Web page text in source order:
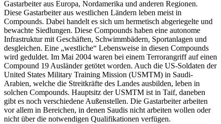
Gastarbeiter aus Europa, Nordamerika und anderen Regionen.
Diese Gastarbeiter aus westlichen Ländern leben meist in
Compounds. Dabei handelt es sich um hermetisch abgeriegelte und
bewachte Siedlungen. Diese Compounds haben eine autonome
Infrastruktur mit Geschäften, Schwimmbädern, Sportanlagen und
desgleichen. Eine „westliche“ Lebensweise in diesen Compounds
wird geduldet. Im Mai 2004 waren bei einem Terrorangriff auf einen
Compound 19 Ausländer getötet worden. Auch die US-Soldaten der
United States Military Training Mission (USMTM) in Saudi-
Arabien, welche die Streitkräfte des Landes ausbilden, leben in
solchen Compounds. Hauptsitz der USMTM ist in Taif, daneben
gibt es noch verschiedene Außenstellen. Die Gastarbeiter arbeiten
vor allem in Bereichen, in denen Saudis nicht arbeiten wollen oder
nicht über die notwendigen Qualifikationen verfügen.